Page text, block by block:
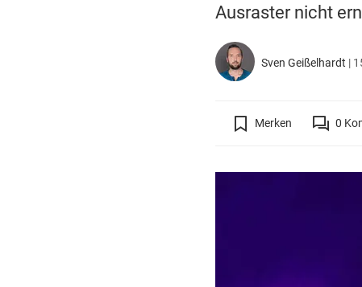
Ausraster nicht
Sven Geißelhardt |
Merken 0